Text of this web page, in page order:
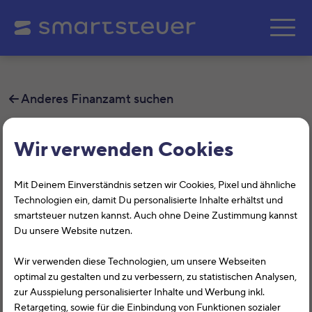
Wir verwenden Cookies
Mit Deinem Einverständnis setzen wir Cookies, Pixel und ähnliche
Technologien ein, damit Du personalisierte Inhalte erhältst und
smartsteuer nutzen kannst. Auch ohne Deine Zustimmung kannst
Du unsere Website nutzen.
Wir verwenden diese Technologien, um unsere Webseiten
optimal zu gestalten und zu verbessern, zu statistischen Analysen,
zur Ausspielung personalisierter Inhalte und Werbung inkl.
Retargeting, sowie für die Einbindung von Funktionen sozialer
Zum Hauptinhalt
Anderes Finanzamt suchen
Finanzamt Sulingen
Auf dieser Seite findest Du alle
Informationen zum Finanzamt Sulingen,
Hindenburgstr. 16, 27232, Sulingen mit
Das Finanzamt Sulingen (Niedersachsen) hilft Dir bei allen
Belangen rund um die Steuererklärung. Auf dieser Seite